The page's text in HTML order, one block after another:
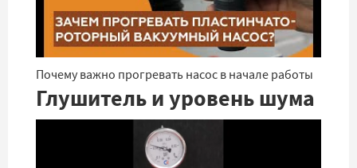
Почему важно прогревать насос в начале работы
Глушитель и уровень шума